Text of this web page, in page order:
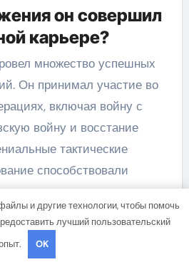
он совершил
карьере?
множество успешных
Он принимал участие во
включая войну с
войну и восстание
тактические
способствовали
вклад
в историю
и другие технологии, чтобы помочь
лучший пользовательский
OK